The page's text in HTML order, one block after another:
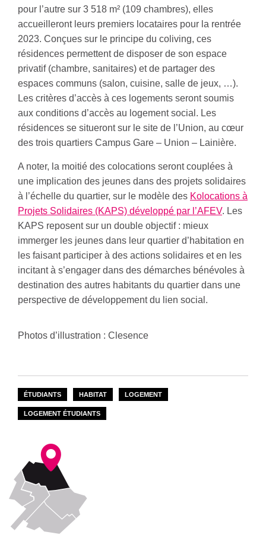
pour l’autre sur 3 518 m² (109 chambres), elles
accueilleront leurs premiers locataires pour la rentrée
2023. Conçues sur le principe du coliving, ces
résidences permettent de disposer de son espace
privatif (chambre, sanitaires) et de partager des
espaces communs (salon, cuisine, salle de jeux, …).
Les critères d’accès à ces logements seront soumis
aux conditions d’accès au logement social. Les
résidences se situeront sur le site de l’Union, au cœur
des trois quartiers Campus Gare – Union – Lainière.
A noter, la moitié des colocations seront couplées à
une implication des jeunes dans des projets solidaires
à l’échelle du quartier, sur le modèle des Kolocations à
Projets Solidaires (KAPS) développé par l’AFEV. Les
KAPS reposent sur un double objectif : mieux
immerger les jeunes dans leur quartier d’habitation en
les faisant participer à des actions solidaires et en les
incitant à s’engager dans des démarches bénévoles à
destination des autres habitants du quartier dans une
perspective de développement du lien social.
Photos d’illustration : Clesence
ÉTUDIANTS HABITAT LOGEMENT
LOGEMENT ÉTUDIANTS